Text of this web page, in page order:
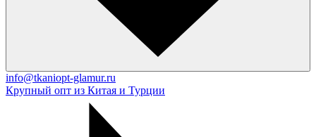
info@tkaniopt-glamur.ru
Крупный опт из Китая и Турции